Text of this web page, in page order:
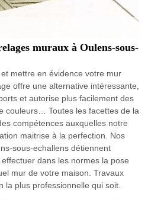
muraux à Oulens-sous-
mettre en évidence votre mur
offre une alternative intéressante,
et autorise plus facilement des
couleurs… Toutes les facettes de la
compétences auxquelles notre
maitrise à la perfection. Nos
sous-echallens détiennent
dans les normes la pose
mur de votre maison. Travaux
la plus professionnelle qui soit.